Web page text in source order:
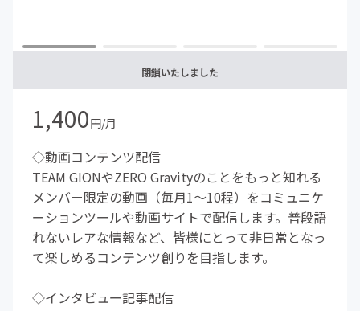
閉鎖いたしました
1,400円/月
◇動画コンテンツ配信
TEAM GIONやZERO Gravityのことをもっと知れる
メンバー限定の動画（毎月1〜10程）をコミュニケ
ーションツールや動画サイトで配信します。普段語
れないレアな情報など、皆様にとって非日常となっ
て楽しめるコンテンツ創りを目指します。
◇インタビュー記事配信